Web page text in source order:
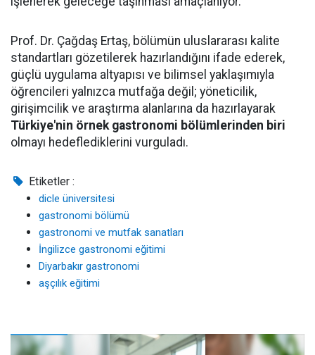
Prof. Dr. Çağdaş Ertaş, bölümün uluslararası kalite
standartları gözetilerek hazırlandığını ifade ederek,
güçlü uygulama altyapısı ve bilimsel yaklaşımıyla
öğrencileri yalnızca mutfağa değil; yöneticilik,
girişimcilik ve araştırma alanlarına da hazırlayarak
Türkiye'nin örnek gastronomi bölümlerinden biri
olmayı hedeflediklerini vurguladı.
Etiketler :
dicle üniversitesi
gastronomi bölümü
gastronomi ve mutfak sanatları
İngilizce gastronomi eğitimi
Diyarbakır gastronomi
aşçılık eğitimi